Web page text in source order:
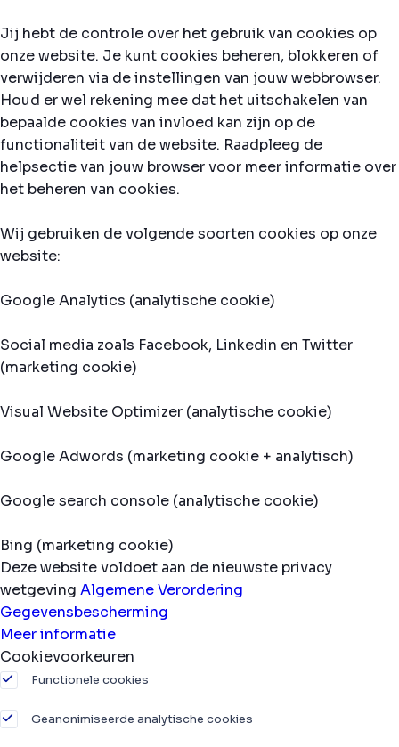
Jij hebt de controle over het gebruik van cookies op
onze website. Je kunt cookies beheren, blokkeren of
verwijderen via de instellingen van jouw webbrowser.
Houd er wel rekening mee dat het uitschakelen van
bepaalde cookies van invloed kan zijn op de
functionaliteit van de website. Raadpleeg de
helpsectie van jouw browser voor meer informatie over
het beheren van cookies.
Wij gebruiken de volgende soorten cookies op onze
website:
Google Analytics (analytische cookie)
Social media zoals Facebook, Linkedin en Twitter
(marketing cookie)
Visual Website Optimizer (analytische cookie)
Google Adwords (marketing cookie + analytisch)
Google search console (analytische cookie)
Bing (marketing cookie)
Deze website voldoet aan de nieuwste privacy
wetgeving Algemene Verordering
Gegevensbescherming
Meer informatie
Cookievoorkeuren
Functionele cookies
Geanonimiseerde analytische cookies